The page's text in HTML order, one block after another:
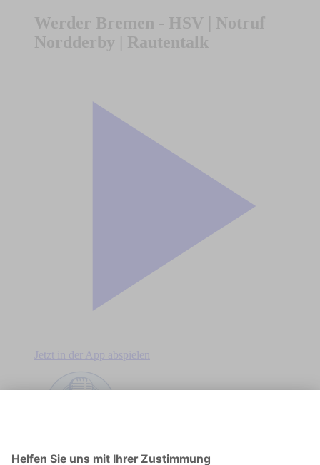
Werder Bremen - HSV | Notruf
Nordderby | Rautentalk
Jetzt in der App abspielen